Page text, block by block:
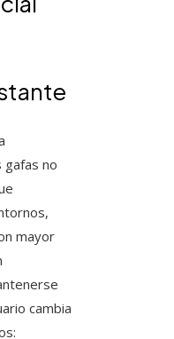
gafas no
mayor
cambia